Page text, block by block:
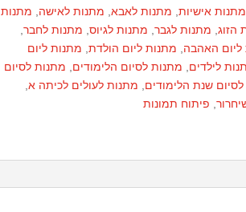
מתנות אישיות, מתנות לאבא, מתנות לאישה
מתנות
הזוג, מתנות לגבר, מתנות לגיוס, מתנות לחבר,
ליום האהבה
מתנות ליום הולדת, מתנות ליום
לילדים
מתנות לסיום הלימודים
מתנות לסיום
שנת הלימודים
מתנות לעולים לכיתה א,
, פיתוח תמונות